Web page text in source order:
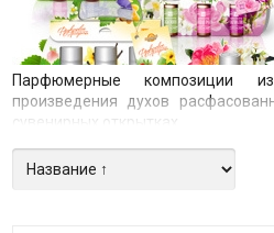
Парфюмерные композиции
произведения духов
сувенирных открытках.